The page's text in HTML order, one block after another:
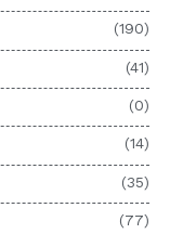
(190)
(41)
(0)
(14)
(35)
(77)